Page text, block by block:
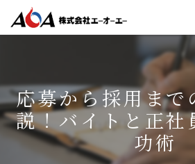
応募から採用まで
説！バイトと正社
功術